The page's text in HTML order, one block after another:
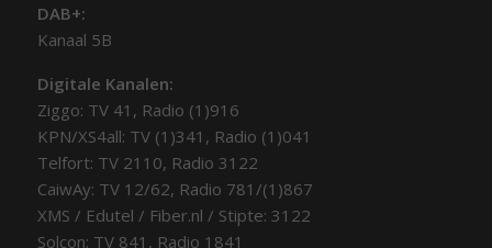
DAB+:
Kanaal 5B
Digitale Kanalen:
Ziggo: TV 41, Radio (1)916
KPN/XS4all: TV (1)341, Radio (1)041
Telfort: TV 2110, Radio 3122
CaiwAy: TV 12/62, Radio 781/(1)867
XMS / Edutel / Fiber.nl / Stipte: 3122
Solcon: TV 841, Radio 1841